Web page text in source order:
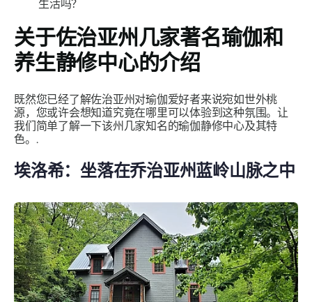
生活吗？
关于佐治亚州几家著名瑜伽和
养生静修中心的介绍
既然您已经了解佐治亚州对瑜伽爱好者来说宛如世外桃
源，您或许会想知道究竟在哪里可以体验到这种氛围。让
我们简单了解一下该州几家知名的瑜伽静修中心及其特
色。.
埃洛希：坐落在乔治亚州蓝岭山脉之中